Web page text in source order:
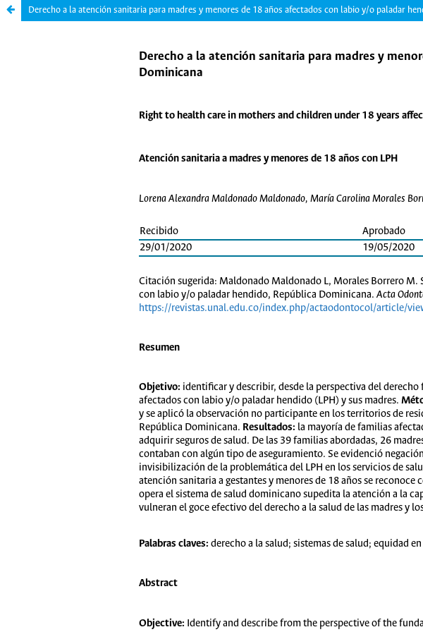
Derecho a la atención sanitaria para madres y menores de 18 años afectados con labio y/o paladar